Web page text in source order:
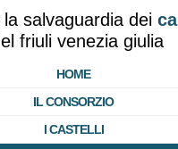
salvaguardia dei
friuli venezia giulia
HOME
IL CONSORZIO
I CASTELLI